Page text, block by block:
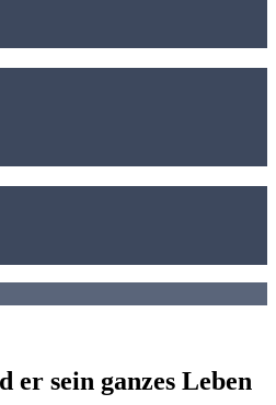
sein ganzes Leben